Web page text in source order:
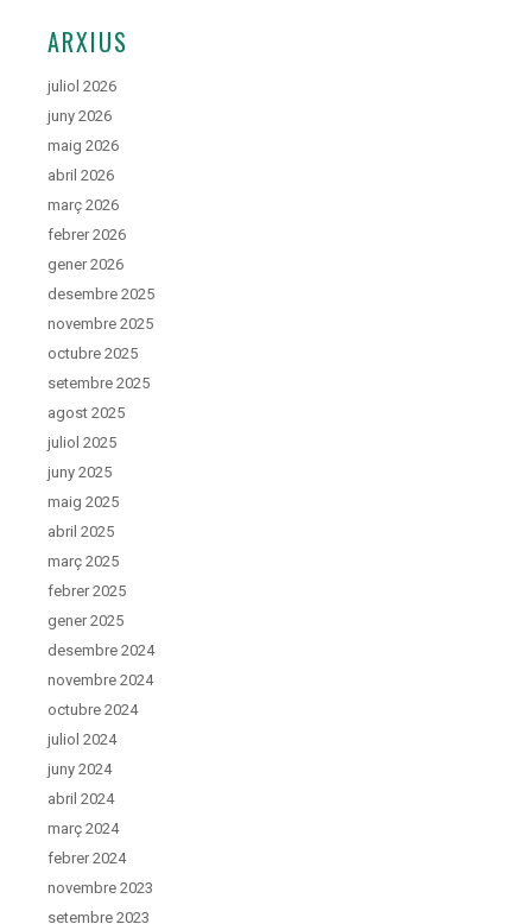
ARXIUS
juliol 2026
juny 2026
maig 2026
abril 2026
març 2026
febrer 2026
gener 2026
desembre 2025
novembre 2025
octubre 2025
setembre 2025
agost 2025
juliol 2025
juny 2025
maig 2025
abril 2025
març 2025
febrer 2025
gener 2025
desembre 2024
novembre 2024
octubre 2024
juliol 2024
juny 2024
abril 2024
març 2024
febrer 2024
novembre 2023
setembre 2023